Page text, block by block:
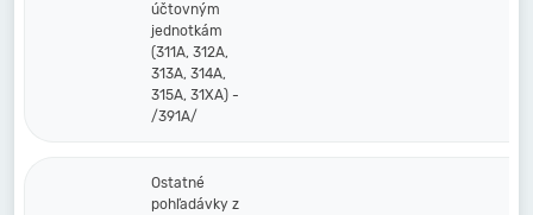
účtovným
jednotkám
(311A, 312A,
313A, 314A,
315A, 31XA) -
/391A/
Ostatné
pohľadávky z